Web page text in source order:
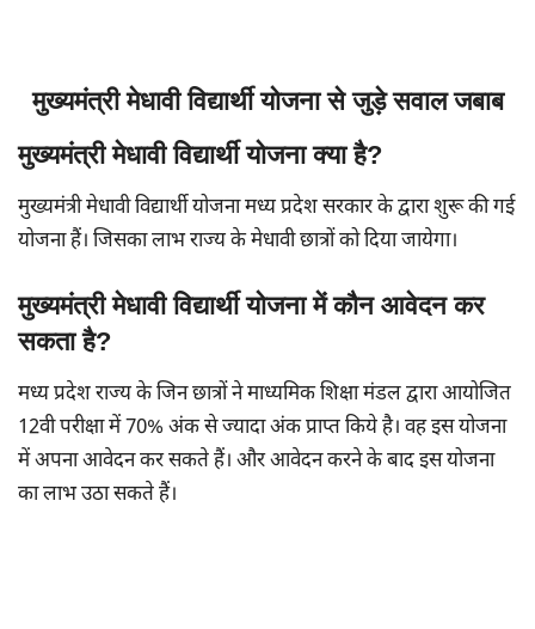
मुख्यमंत्री मेधावी विद्यार्थी योजना से जुड़े सवाल जबाब
मुख्यमंत्री मेधावी विद्यार्थी योजना क्या है?
मुख्यमंत्री मेधावी विद्यार्थी योजना मध्य प्रदेश सरकार के द्वारा शुरू की गई
योजना हैं। जिसका लाभ राज्य के मेधावी छात्रों को दिया जायेगा।
मुख्यमंत्री मेधावी विद्यार्थी योजना में कौन आवेदन कर
सकता है?
मध्य प्रदेश राज्य के जिन छात्रों ने माध्यमिक शिक्षा मंडल द्वारा आयोजित
12वी परीक्षा में 70% अंक से ज्यादा अंक प्राप्त किये है। वह इस योजना
में अपना आवेदन कर सकते हैं। और आवेदन करने के बाद इस योजना
का लाभ उठा सकते हैं।